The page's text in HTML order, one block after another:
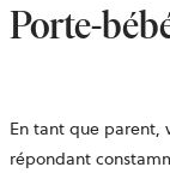
Porte-
En tant que parent,
répondant